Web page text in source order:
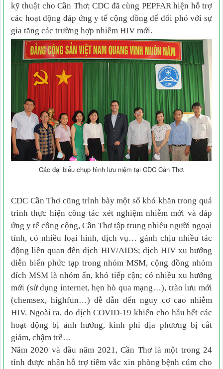
kỹ thuật cho Cần Thơ; CDC đã cùng PEPFAR hiện hỗ trợ
các hoạt động đáp ứng y tế cộng đồng để đối phó với sự
gia tăng các trường hợp nhiễm HIV mới.
Các đại biểu chụp hình lưu niệm tại CDC Cần Thơ.
CDC Cần Thơ cũng trình bày một số khó khăn trong quá
trình thực hiện công tác xét nghiệm nhiễm mới và đáp
ứng y tế công cộng, Cần Thơ tập trung nhiều người ngoại
tỉnh, có nhiều loại hình, dịch vụ… gánh chịu nhiều tác
động liên quan đến dịch HIV/AIDS; dịch HIV xu hướng
diễn biến phức tạp trong nhóm MSM, cộng đồng nhóm
đích MSM là nhóm ẩn, khó tiếp cận; có nhiều xu hướng
mới (sử dụng internet, hẹn hò qua mạng…), trào lưu mới
(chemsex, highfun…) dễ dẫn đến nguy cơ cao nhiễm
HIV. Ngoài ra, do dịch COVID-19 khiến cho hầu hết các
hoạt động bị ảnh hưởng, kinh phí địa phương bị cắt
giảm, chậm trễ…
Năm 2020 và đầu năm 2021, Cần Thơ là một trong 24
tỉnh được nhận hỗ trợ tiêm vắc xin phòng bệnh cúm cho